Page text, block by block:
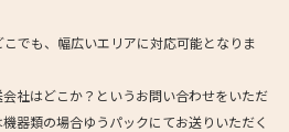
でも、幅広いエリアに対応可能となりま
社はどこか？というお問い合わせをいただ
器類の場合ゆうパックにてお送りいただく